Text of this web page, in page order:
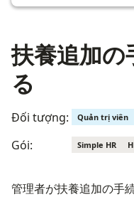
扶養追加の
る
Đối tượng: Quản trị viên
Gói: Simple HR
管理者が扶養追加の手